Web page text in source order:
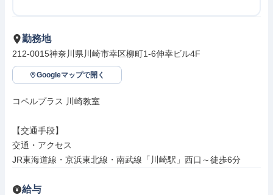
勤務地
212-0015神奈川県川崎市幸区柳町1-6伸幸ビル4F
Googleマップで開く
コペルプラス 川崎教室
【交通手段】
交通・アクセス
JR東海道線・京浜東北線・南武線「川崎駅」西口～徒歩6分
給与